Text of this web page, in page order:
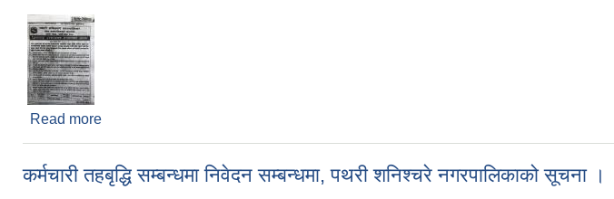
Read more
कर्मचारी तहबृद्धि सम्बन्धमा निवेदन सम्बन्धमा, पथरी शनिश्चरे नगरपालिकाको सूचना ।